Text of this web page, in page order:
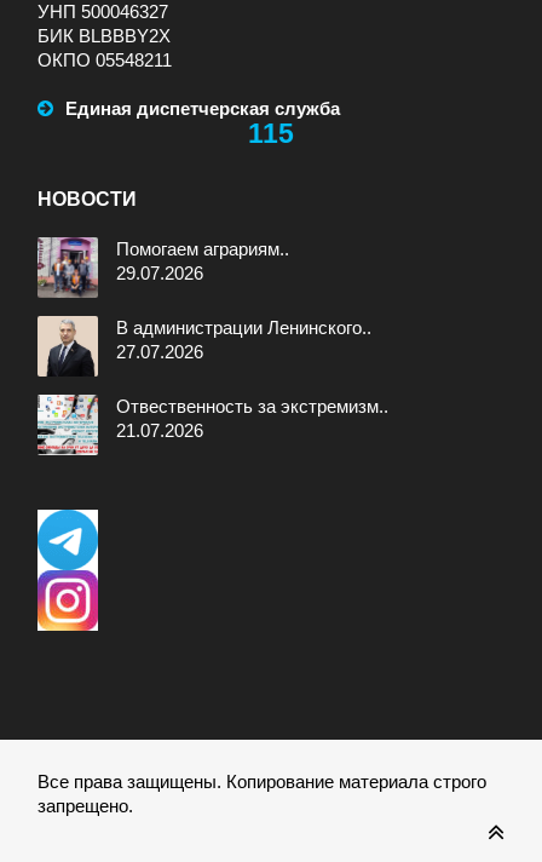
УНП 500046327
БИК BLBBBY2X
ОКПО 05548211
Единая диспетчерская служба
115
НОВОСТИ
Помогаем аграриям..
29.07.2026
В администрации Ленинского..
27.07.2026
Отвественность за экстремизм..
21.07.2026
Все права защищены. Копирование материала строго
запрещено.